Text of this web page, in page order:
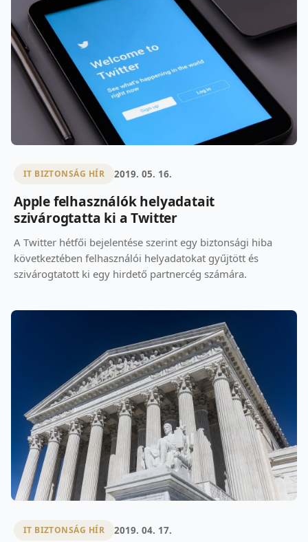
IT BIZTONSÁG HÍR 2019. 05. 16.
Apple felhasználók helyadatait
szivárogtatta ki a Twitter
A Twitter hétfői bejelentése szerint egy biztonsági hiba
következtében felhasználói helyadatokat gyűjtött és
szivárogtatott ki egy hirdető partnercég számára.
IT BIZTONSÁG HÍR 2019. 04. 17.